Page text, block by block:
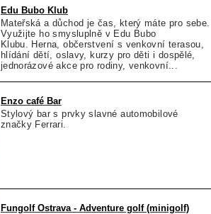
Edu Bubo Klub
Mateřská a důchod je čas, který máte pro sebe.
Využijte ho smysluplně v Edu Bubo
Klubu. Herna, občerstvení s venkovní terasou,
hlídání dětí, oslavy, kurzy pro děti i dospělé,
jednorázové akce pro rodiny, venkovní...
Enzo café Bar
Stylový bar s prvky slavné automobilové
značky Ferrari.
Fungolf Ostrava - Adventure golf (minigolf)